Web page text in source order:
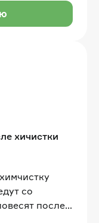
хичистки
со
после